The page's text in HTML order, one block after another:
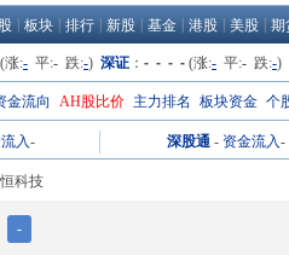
板块 排行 新股 基金 港股 美股 期
(涨:- 平:- 跌:-) 深证 ： - - - - (涨:- 平:- 跌:-)
金流向 AH股比价 主力排名 板块资金 个
入- 深股通 - 资金流入-
科技
-